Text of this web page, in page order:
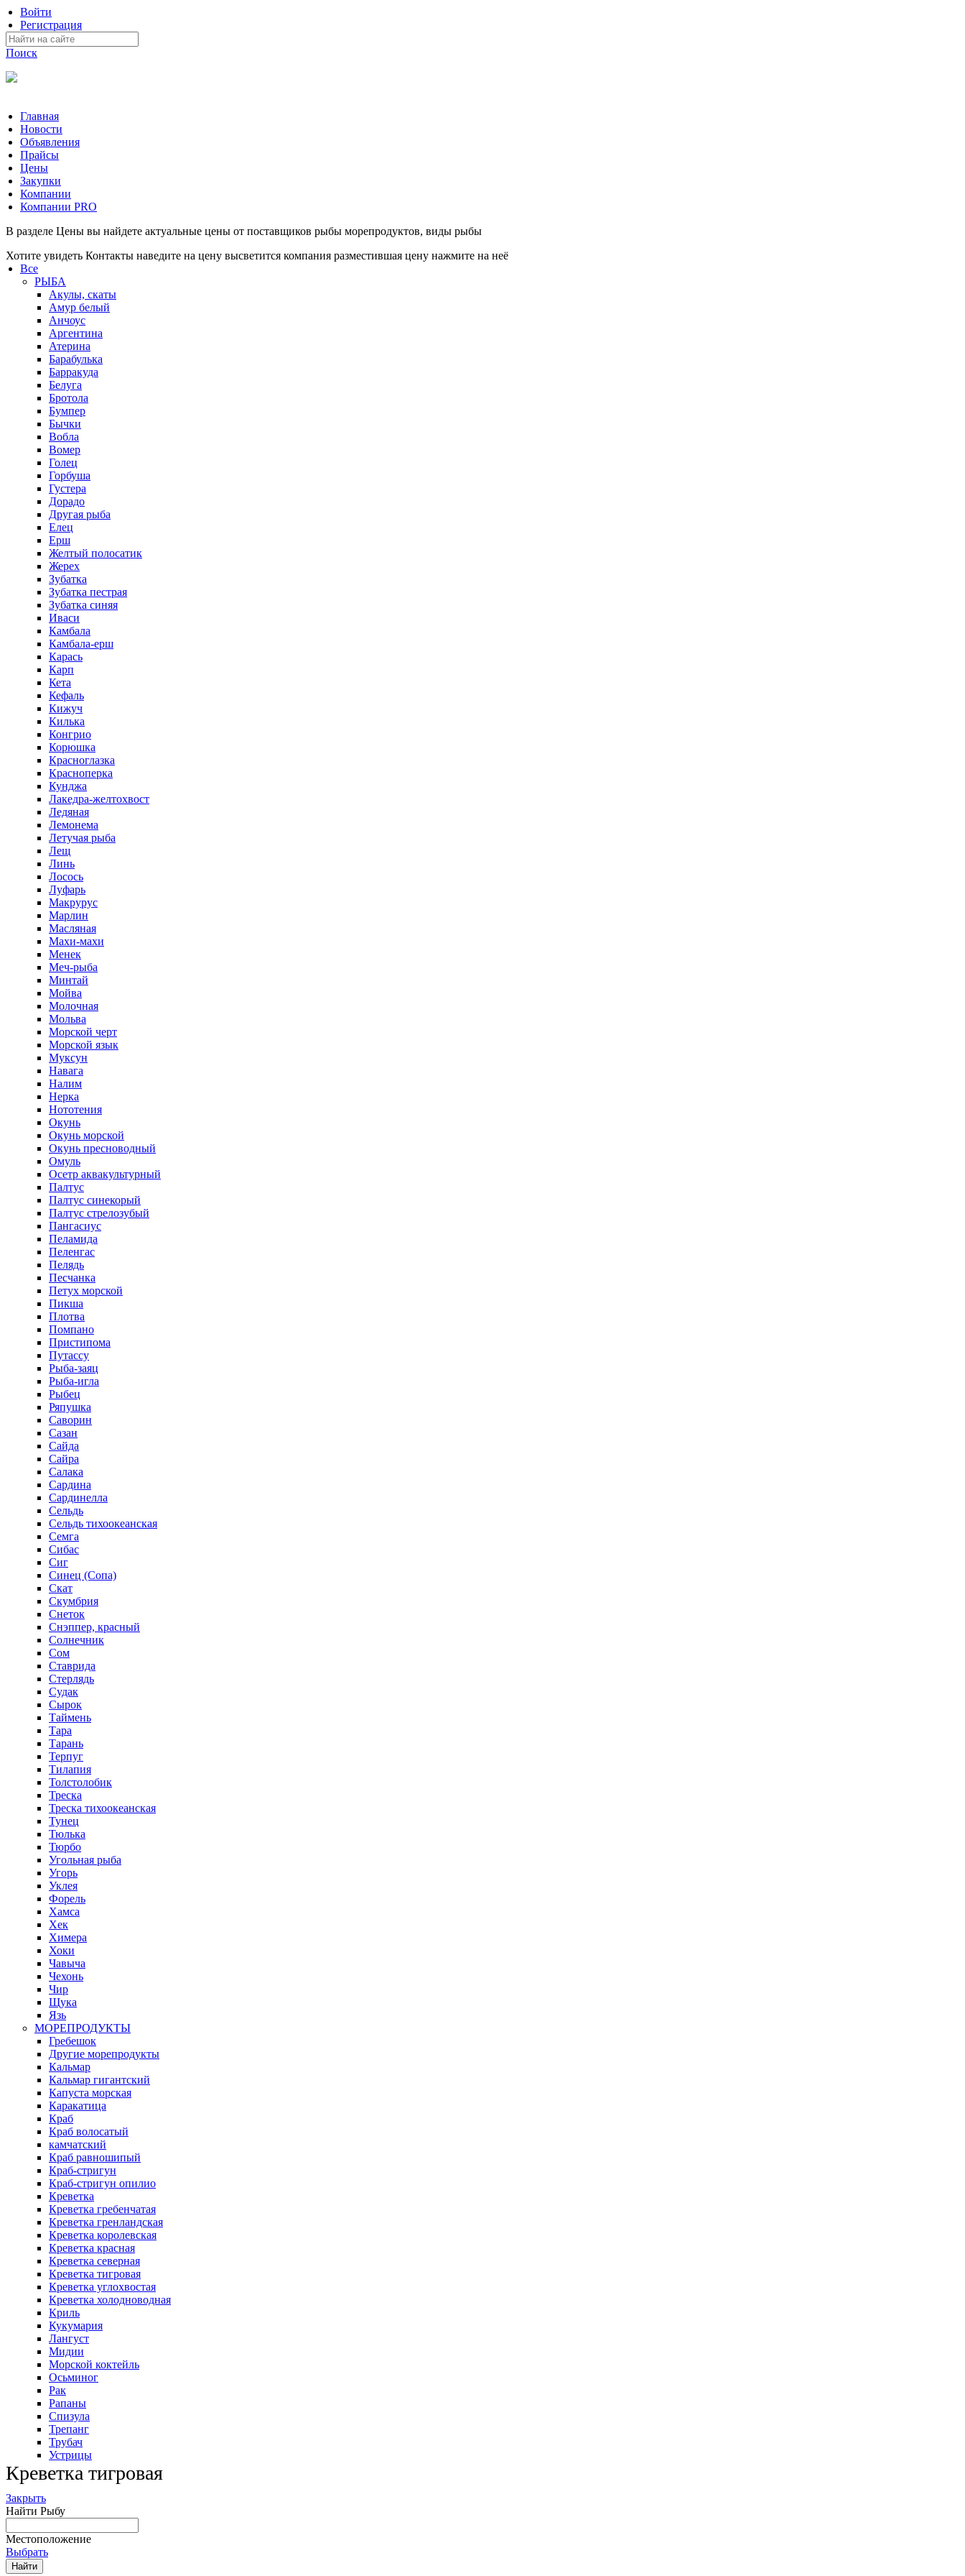
Войти
Регистрация
Поиск
Главная
Новости
Объявления
Прайсы
Цены
Закупки
Компании
Компании PRO
В разделе Цены вы найдете актуальные цены от поставщиков рыбы морепродуктов, виды рыбы
Хотите увидеть Контакты наведите на цену высветится компания разместившая цену нажмите на неё
Все
РЫБА
Акулы, скаты
Амур белый
Анчоус
Аргентина
Атерина
Барабулька
Барракуда
Белуга
Бротола
Бумпер
Бычки
Вобла
Вомер
Голец
Горбуша
Густера
Дорадо
Другая рыба
Елец
Ерш
Желтый полосатик
Жерех
Зубатка
Зубатка пестрая
Зубатка синяя
Иваси
Камбала
Камбала-ерш
Карась
Карп
Кета
Кефаль
Кижуч
Килька
Конгрио
Корюшка
Красноглазка
Красноперка
Кунджа
Лакедра-желтохвост
Ледяная
Лемонема
Летучая рыба
Лещ
Линь
Лосось
Луфарь
Макрурус
Марлин
Масляная
Махи-махи
Менек
Меч-рыба
Минтай
Мойва
Молочная
Мольва
Морской черт
Морской язык
Муксун
Навага
Налим
Нерка
Нототения
Окунь
Окунь морской
Окунь пресноводный
Омуль
Осетр аквакультурный
Палтус
Палтус синекорый
Палтус стрелозубый
Пангасиус
Пеламида
Пеленгас
Пелядь
Песчанка
Петух морской
Пикша
Плотва
Помпано
Пристипома
Путассу
Рыба-заяц
Рыба-игла
Рыбец
Ряпушка
Саворин
Сазан
Сайда
Сайра
Салака
Сардина
Сардинелла
Сельдь
Сельдь тихоокеанская
Семга
Сибас
Сиг
Синец (Сопа)
Скат
Скумбрия
Снеток
Снэппер, красный
Солнечник
Сом
Ставрида
Стерлядь
Судак
Сырок
Таймень
Тара
Тарань
Терпуг
Тилапия
Толстолобик
Треска
Треска тихоокеанская
Тунец
Тюлька
Тюрбо
Угольная рыба
Угорь
Уклея
Форель
Хамса
Хек
Химера
Хоки
Чавыча
Чехонь
Чир
Щука
Язь
МОРЕПРОДУКТЫ
Гребешок
Другие морепродукты
Кальмар
Кальмар гигантский
Капуста морская
Каракатица
Краб
Краб волосатый
камчатский
Краб равношипый
Краб-стригун
Краб-стригун опилио
Креветка
Креветка гребенчатая
Креветка гренландская
Креветка королевская
Креветка красная
Креветка северная
Креветка тигровая
Креветка углохвостая
Креветка холодноводная
Криль
Кукумария
Лангуст
Мидии
Морской коктейль
Осьминог
Рак
Рапаны
Спизула
Трепанг
Трубач
Устрицы
Креветка тигровая
Закрыть
Найти Рыбу
Местоположение
Выбрать